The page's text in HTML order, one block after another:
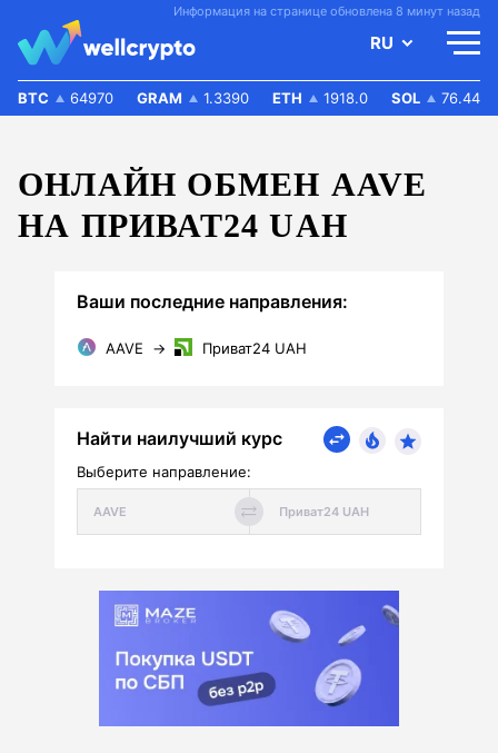
Информация на странице обновлена 8 минут назад
RU
BTC 64970 GRAM 1.3390 ETH 1918.0 SOL 76.44
ОНЛАЙН ОБМЕН AAVE
НА ПРИВАТ24 UAH
Ваши последние направления:
AAVE → Приват24 UAH
Найти наилучший курс
Выберите направление: